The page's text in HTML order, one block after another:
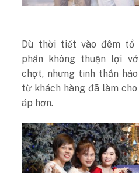
Dù thời tiết vào đêm tổ
phần không thuận lợi
chợt, nhưng tinh thần
từ khách hàng đã làm
áp hơn.